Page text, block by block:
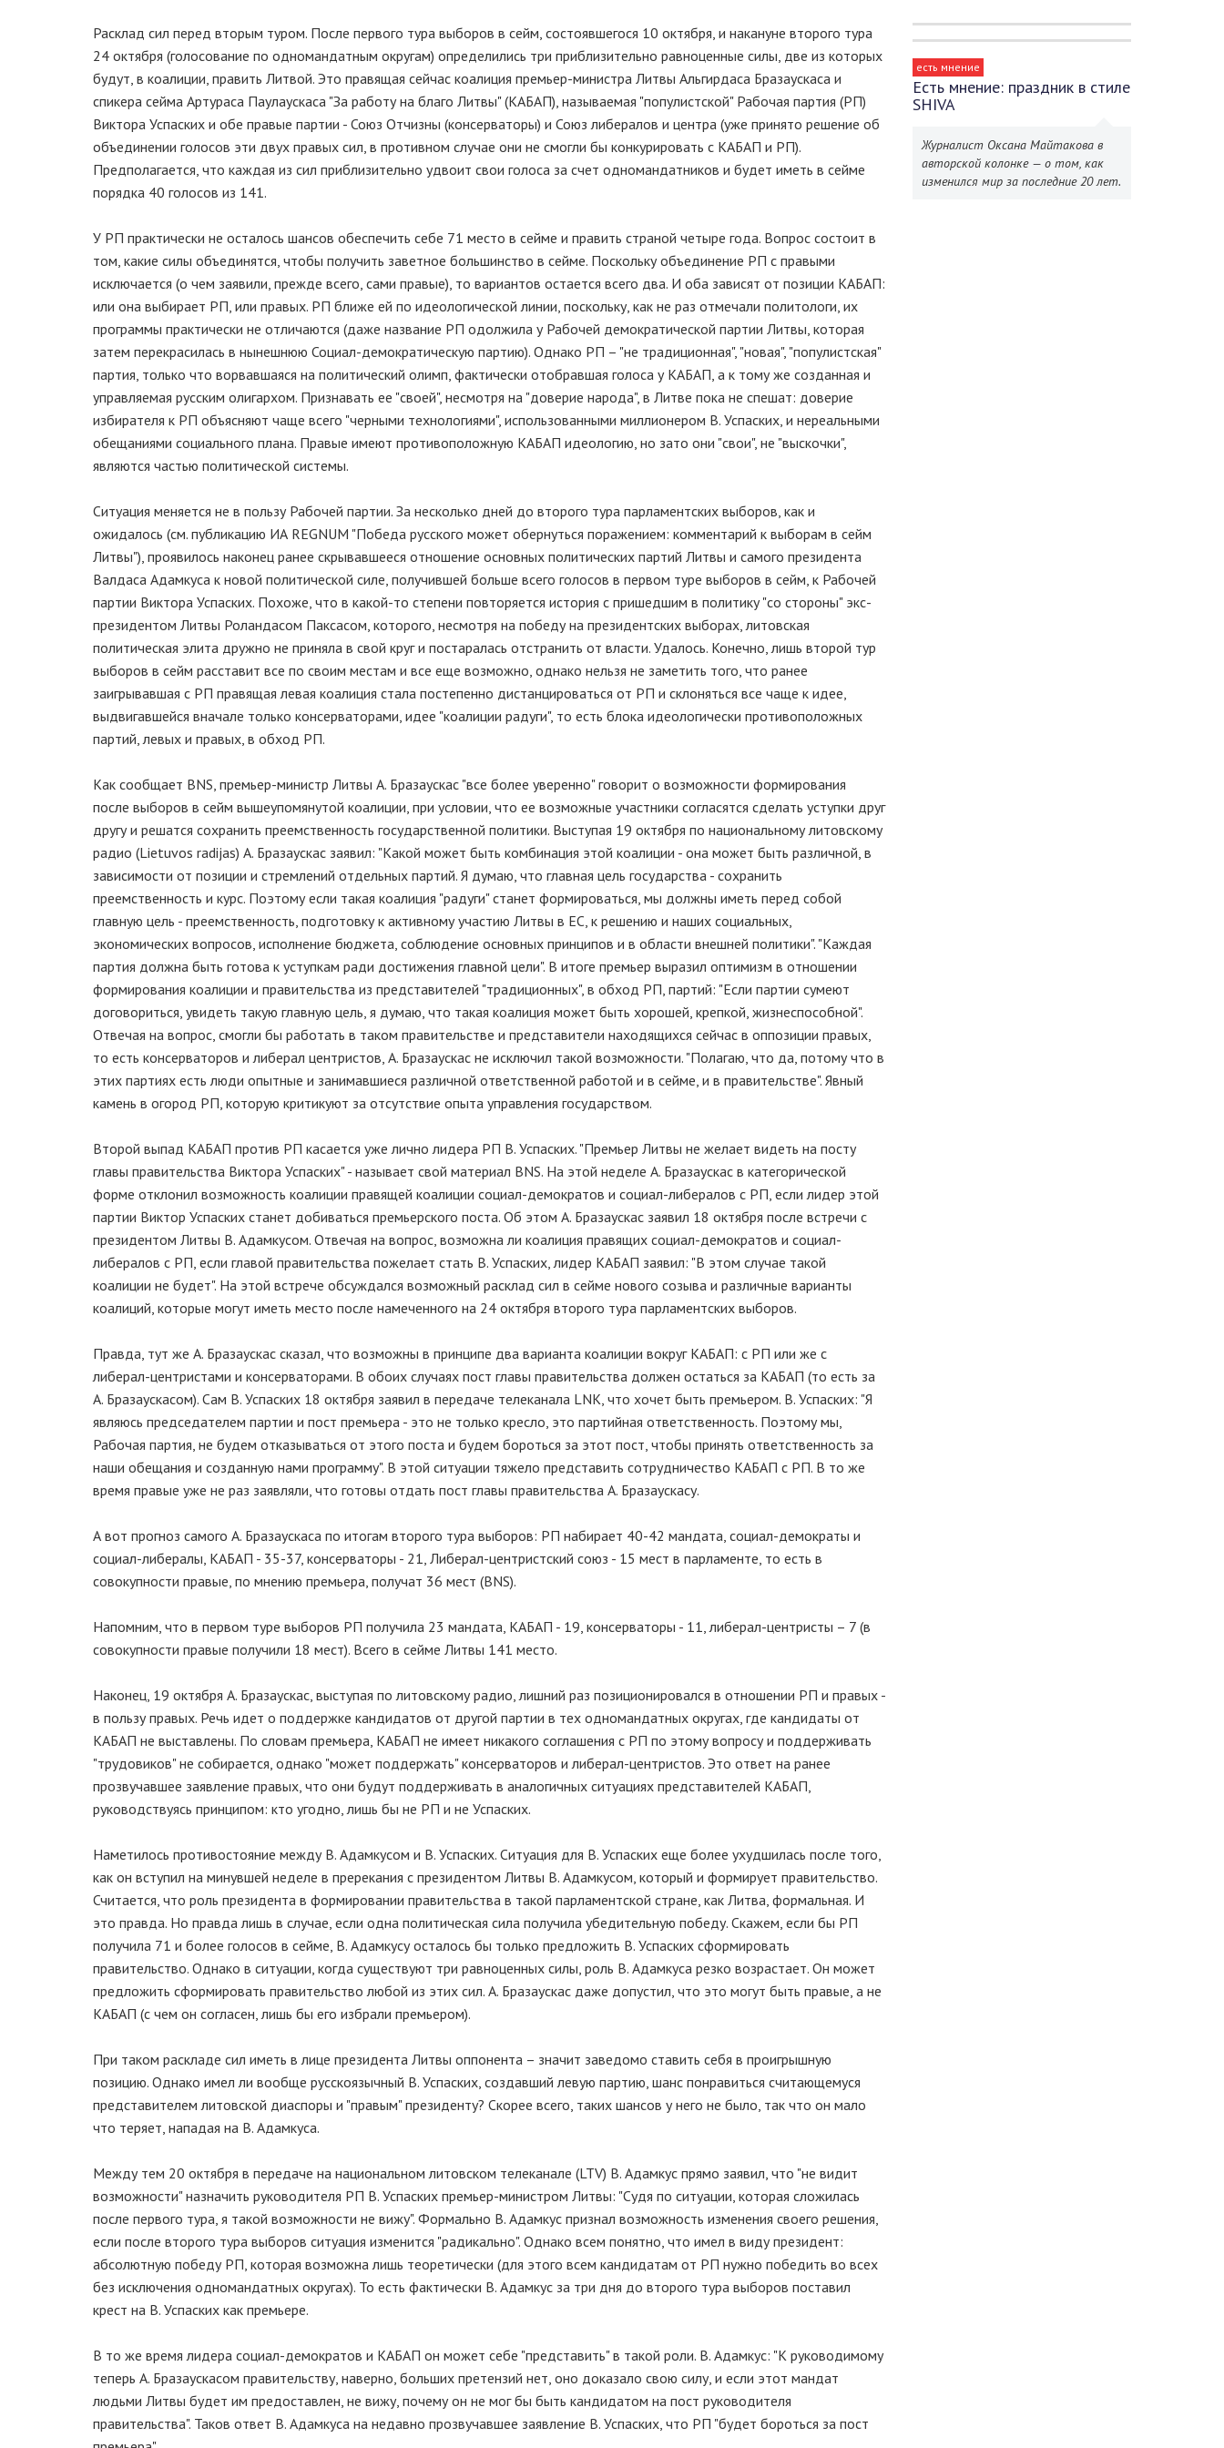
Расклад сил перед вторым туром. После первого тура выборов в сейм, состоявшегося 10 октября, и накануне второго тура
24 октября (голосование по одномандатным округам) определились три приблизительно равноценные силы, две из которых
будут, в коалиции, править Литвой. Это правящая сейчас коалиция премьер-министра Литвы Альгирдаса Бразаускаса и
спикера сейма Артураса Паулаускаса "За работу на благо Литвы" (КАБАП), называемая "популистской" Рабочая партия (РП)
Виктора Успаских и обе правые партии - Союз Отчизны (консерваторы) и Союз либералов и центра (уже принято решение об
объединении голосов эти двух правых сил, в противном случае они не смогли бы конкурировать с КАБАП и РП).
Предполагается, что каждая из сил приблизительно удвоит свои голоса за счет одномандатников и будет иметь в сейме
порядка 40 голосов из 141.
У РП практически не осталось шансов обеспечить себе 71 место в сейме и править страной четыре года. Вопрос состоит в
том, какие силы объединятся, чтобы получить заветное большинство в сейме. Поскольку объединение РП с правыми
исключается (о чем заявили, прежде всего, сами правые), то вариантов остается всего два. И оба зависят от позиции КАБАП:
или она выбирает РП, или правых. РП ближе ей по идеологической линии, поскольку, как не раз отмечали политологи, их
программы практически не отличаются (даже название РП одолжила у Рабочей демократической партии Литвы, которая
затем перекрасилась в нынешнюю Социал-демократическую партию). Однако РП – "не традиционная", "новая", "популистская"
партия, только что ворвавшаяся на политический олимп, фактически отобравшая голоса у КАБАП, а к тому же созданная и
управляемая русским олигархом. Признавать ее "своей", несмотря на "доверие народа", в Литве пока не спешат: доверие
избирателя к РП объясняют чаще всего "черными технологиями", использованными миллионером В. Успаских, и нереальными
обещаниями социального плана. Правые имеют противоположную КАБАП идеологию, но зато они "свои", не "выскочки",
являются частью политической системы.
Ситуация меняется не в пользу Рабочей партии. За несколько дней до второго тура парламентских выборов, как и
ожидалось (см. публикацию ИА REGNUM "Победа русского может обернуться поражением: комментарий к выборам в сейм
Литвы"), проявилось наконец ранее скрывавшееся отношение основных политических партий Литвы и самого президента
Валдаса Адамкуса к новой политической силе, получившей больше всего голосов в первом туре выборов в сейм, к Рабочей
партии Виктора Успаских. Похоже, что в какой-то степени повторяется история с пришедшим в политику "со стороны" экс-
президентом Литвы Роландасом Паксасом, которого, несмотря на победу на президентских выборах, литовская
политическая элита дружно не приняла в свой круг и постаралась отстранить от власти. Удалось. Конечно, лишь второй тур
выборов в сейм расставит все по своим местам и все еще возможно, однако нельзя не заметить того, что ранее
заигрывавшая с РП правящая левая коалиция стала постепенно дистанцироваться от РП и склоняться все чаще к идее,
выдвигавшейся вначале только консерваторами, идее "коалиции радуги", то есть блока идеологически противоположных
партий, левых и правых, в обход РП.
Как сообщает BNS, премьер-министр Литвы А. Бразаускас "все более уверенно" говорит о возможности формирования
после выборов в сейм вышеупомянутой коалиции, при условии, что ее возможные участники согласятся сделать уступки друг
другу и решатся сохранить преемственность государственной политики. Выступая 19 октября по национальному литовскому
радио (Lietuvos radijas) А. Бразаускас заявил: "Какой может быть комбинация этой коалиции - она может быть различной, в
зависимости от позиции и стремлений отдельных партий. Я думаю, что главная цель государства - сохранить
преемственность и курс. Поэтому если такая коалиция "радуги" станет формироваться, мы должны иметь перед собой
главную цель - преемственность, подготовку к активному участию Литвы в ЕС, к решению и наших социальных,
экономических вопросов, исполнение бюджета, соблюдение основных принципов и в области внешней политики". "Каждая
партия должна быть готова к уступкам ради достижения главной цели". В итоге премьер выразил оптимизм в отношении
формирования коалиции и правительства из представителей "традиционных", в обход РП, партий: "Если партии сумеют
договориться, увидеть такую главную цель, я думаю, что такая коалиция может быть хорошей, крепкой, жизнеспособной".
Отвечая на вопрос, смогли бы работать в таком правительстве и представители находящихся сейчас в оппозиции правых,
то есть консерваторов и либерал центристов, А. Бразаускас не исключил такой возможности. "Полагаю, что да, потому что в
этих партиях есть люди опытные и занимавшиеся различной ответственной работой и в сейме, и в правительстве". Явный
камень в огород РП, которую критикуют за отсутствие опыта управления государством.
Второй выпад КАБАП против РП касается уже лично лидера РП В. Успаских. "Премьер Литвы не желает видеть на посту
главы правительства Виктора Успаских" - называет свой материал BNS. На этой неделе А. Бразаускас в категорической
форме отклонил возможность коалиции правящей коалиции социал-демократов и социал-либералов с РП, если лидер этой
партии Виктор Успаских станет добиваться премьерского поста. Об этом А. Бразаускас заявил 18 октября после встречи с
президентом Литвы В. Адамкусом. Отвечая на вопрос, возможна ли коалиция правящих социал-демократов и социал-
либералов с РП, если главой правительства пожелает стать В. Успаских, лидер КАБАП заявил: "В этом случае такой
коалиции не будет". На этой встрече обсуждался возможный расклад сил в сейме нового созыва и различные варианты
коалиций, которые могут иметь место после намеченного на 24 октября второго тура парламентских выборов.
Правда, тут же А. Бразаускас сказал, что возможны в принципе два варианта коалиции вокруг КАБАП: с РП или же с
либерал-центристами и консерваторами. В обоих случаях пост главы правительства должен остаться за КАБАП (то есть за
А. Бразаускасом). Сам В. Успаских 18 октября заявил в передаче телеканала LNK, что хочет быть премьером. В. Успаских: "Я
являюсь председателем партии и пост премьера - это не только кресло, это партийная ответственность. Поэтому мы,
Рабочая партия, не будем отказываться от этого поста и будем бороться за этот пост, чтобы принять ответственность за
наши обещания и созданную нами программу". В этой ситуации тяжело представить сотрудничество КАБАП с РП. В то же
время правые уже не раз заявляли, что готовы отдать пост главы правительства А. Бразаускасу.
А вот прогноз самого А. Бразаускаса по итогам второго тура выборов: РП набирает 40-42 мандата, социал-демократы и
социал-либералы, КАБАП - 35-37, консерваторы - 21, Либерал-центристский союз - 15 мест в парламенте, то есть в
совокупности правые, по мнению премьера, получат 36 мест (BNS).
Напомним, что в первом туре выборов РП получила 23 мандата, КАБАП - 19, консерваторы - 11, либерал-центристы – 7 (в
совокупности правые получили 18 мест). Всего в сейме Литвы 141 место.
Наконец, 19 октября А. Бразаускас, выступая по литовскому радио, лишний раз позиционировался в отношении РП и правых -
в пользу правых. Речь идет о поддержке кандидатов от другой партии в тех одномандатных округах, где кандидаты от
КАБАП не выставлены. По словам премьера, КАБАП не имеет никакого соглашения с РП по этому вопросу и поддерживать
"трудовиков" не собирается, однако "может поддержать" консерваторов и либерал-центристов. Это ответ на ранее
прозвучавшее заявление правых, что они будут поддерживать в аналогичных ситуациях представителей КАБАП,
руководствуясь принципом: кто угодно, лишь бы не РП и не Успаских.
Наметилось противостояние между В. Адамкусом и В. Успаских. Ситуация для В. Успаских еще более ухудшилась после того,
как он вступил на минувшей неделе в пререкания с президентом Литвы В. Адамкусом, который и формирует правительство.
Считается, что роль президента в формировании правительства в такой парламентской стране, как Литва, формальная. И
это правда. Но правда лишь в случае, если одна политическая сила получила убедительную победу. Скажем, если бы РП
получила 71 и более голосов в сейме, В. Адамкусу осталось бы только предложить В. Успаских сформировать
правительство. Однако в ситуации, когда существуют три равноценных силы, роль В. Адамкуса резко возрастает. Он может
предложить сформировать правительство любой из этих сил. А. Бразаускас даже допустил, что это могут быть правые, а не
КАБАП (с чем он согласен, лишь бы его избрали премьером).
При таком раскладе сил иметь в лице президента Литвы оппонента – значит заведомо ставить себя в проигрышную
позицию. Однако имел ли вообще русскоязычный В. Успаских, создавший левую партию, шанс понравиться считающемуся
представителем литовской диаспоры и "правым" президенту? Скорее всего, таких шансов у него не было, так что он мало
что теряет, нападая на В. Адамкуса.
Между тем 20 октября в передаче на национальном литовском телеканале (LTV) В. Адамкус прямо заявил, что "не видит
возможности" назначить руководителя РП В. Успаских премьер-министром Литвы: "Судя по ситуации, которая сложилась
после первого тура, я такой возможности не вижу". Формально В. Адамкус признал возможность изменения своего решения,
если после второго тура выборов ситуация изменится "радикально". Однако всем понятно, что имел в виду президент:
абсолютную победу РП, которая возможна лишь теоретически (для этого всем кандидатам от РП нужно победить во всех
без исключения одномандатных округах). То есть фактически В. Адамкус за три дня до второго тура выборов поставил
крест на В. Успаских как премьере.
В то же время лидера социал-демократов и КАБАП он может себе "представить" в такой роли. В. Адамкус: "К руководимому
теперь А. Бразаускасом правительству, наверно, больших претензий нет, оно доказало свою силу, и если этот мандат
людьми Литвы будет им предоставлен, не вижу, почему он не мог бы быть кандидатом на пост руководителя
правительства". Таков ответ В. Адамкуса на недавно прозвучавшее заявление В. Успаских, что РП "будет бороться за пост
есть мнение
Есть мнение: праздник в стиле
SHIVA
Журналист Оксана Майтакова в
авторской колонке — о том, как
изменился мир за последние 20 лет.